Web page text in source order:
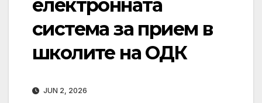
електронната
система за прием в
школите на ОДК
JUN 2, 2026